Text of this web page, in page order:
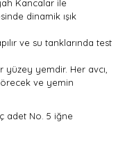
Kancalar ile
dinamik ışık
ve su tanklarında test
yemdir. Her avcı,
ve yemin
adet No. 5 iğne